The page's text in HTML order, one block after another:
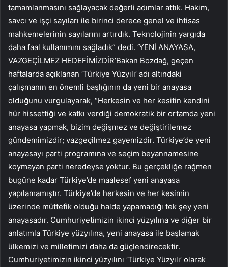
tamamlanmasını sağlayacak değerli adımlar attık. Hakim,
savcı ve işçi sayıları ile birinci derece genel ve ihtisas
mahkemelerinin sayılarını artırdık. Teknolojinin yargıda
daha faal kullanımını sağladık” dedi. ‘YENİ ANAYASA,
VAZGEÇİLMEZ HEDEFİMİZDİR’Bakan Bozdağ, geçen
haftalarda açıklanan ‘Türkiye Yüzyılı’ adı altındaki
çalışmanın en önemli başlığının da yeni bir anayasa
olduğunu vurgulayarak, “Herkesin ve her kesitin kendini
hür hissettiği ve katkı verdiği demokratik bir ortamda yeni
anayasa yapmak, bizim değişmez ve değiştirilemez
gündemimizdir; vazgeçilmez gayemizdir. Türkiye’de yeni
anayasayı parti programına ve seçim beyannamesine
koymayan parti neredeyse yoktur. Bu gerçekliğe rağmen
bugüne kadar Türkiye’de maalesef yeni anayasa
yapılamamıştır. Türkiye’de herkesin ve her kesimin
üzerinde müttefik olduğu halde yapamadığı tek şey yeni
anayasadır. Cumhuriyetimizin ikinci yüzyılına ve diğer bir
anlatımla Türkiye yüzyılına, yeni anayasa ile başlamak
ülkemizi ve milletimizi daha da güçlendirecektir.
Cumhuriyetimizin ikinci yüzyılını ‘Türkiye Yüzyılı’ olarak